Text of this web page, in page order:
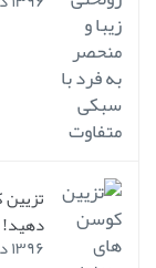
دهید!
۱۳۹۶ دی ۲۳